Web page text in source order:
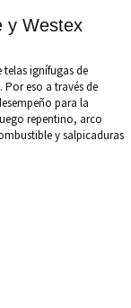
y Westex
telas ignífugas de
eso a través de
para la
repentino, arco
y salpicaduras